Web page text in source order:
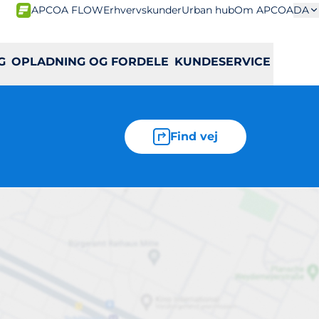
APCOA FLOWErhvervskunderUrban hubOm APCOADA
OPLADNING OG FORDELE KUNDESERVICE
Find vej